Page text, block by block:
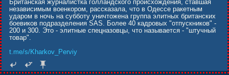
Британская журналистка голландского происхождения, cтавшая
независимым военкором, рассказала, что в Одессе ракетным
ударом в ночь на субботу уничтожена группа элитных британских
боевиков подразделения SAS. Более 40 кадровых "отпускников" -
200 и 300. Это - элитные спецназовцы, что называется - "штучный
товар".
t.me/s/Kharkov_Perviy